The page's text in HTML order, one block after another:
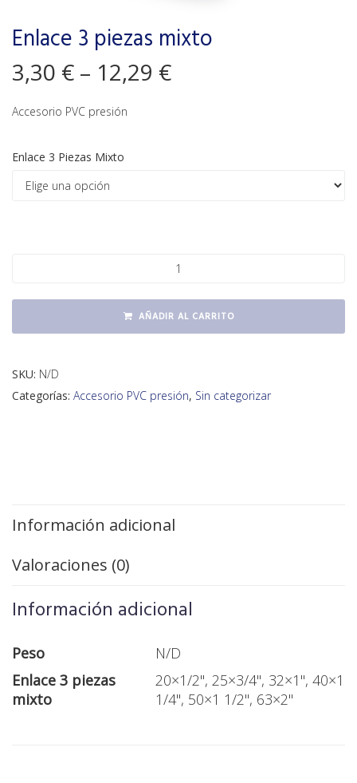
Enlace 3 piezas mixto
3,30 € – 12,29 €
Accesorio PVC presión
Enlace 3 Piezas Mixto
AÑADIR AL CARRITO
SKU: N/D
Categorías: Accesorio PVC presión, Sin categorizar
Información adicional
Valoraciones (0)
Información adicional
Peso
N/D
Enlace 3 piezas
mixto
20×1/2", 25×3/4", 32×1", 40×1
1/4", 50×1 1/2", 63×2"